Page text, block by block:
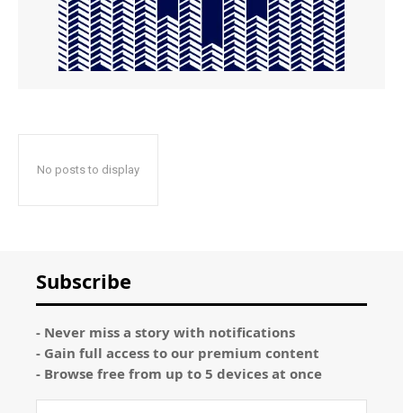
No posts to display
Subscribe
- Never miss a story with notifications
- Gain full access to our premium content
- Browse free from up to 5 devices at once